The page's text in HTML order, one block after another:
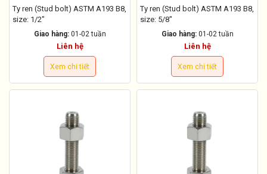
Ty ren (Stud bolt) ASTM A193 B8,
size: 1/2"
Giao hàng: 01-02 tuần
Liên hệ
Xem chi tiết
Ty ren (Stud bolt) ASTM A193 B8,
size: 5/8"
Giao hàng: 01-02 tuần
Liên hệ
Xem chi tiết